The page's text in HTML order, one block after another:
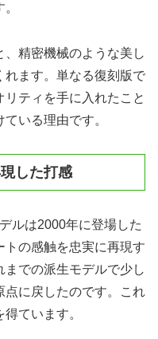
精密機械のような美し
れます。単なる復刻版で
ティを手に入れたこと
いる理由です。
した打感
ルは2000年に登場した
トの感触を忠実に再現す
での派生モデルで少し
点に戻したのです。これ
ています。